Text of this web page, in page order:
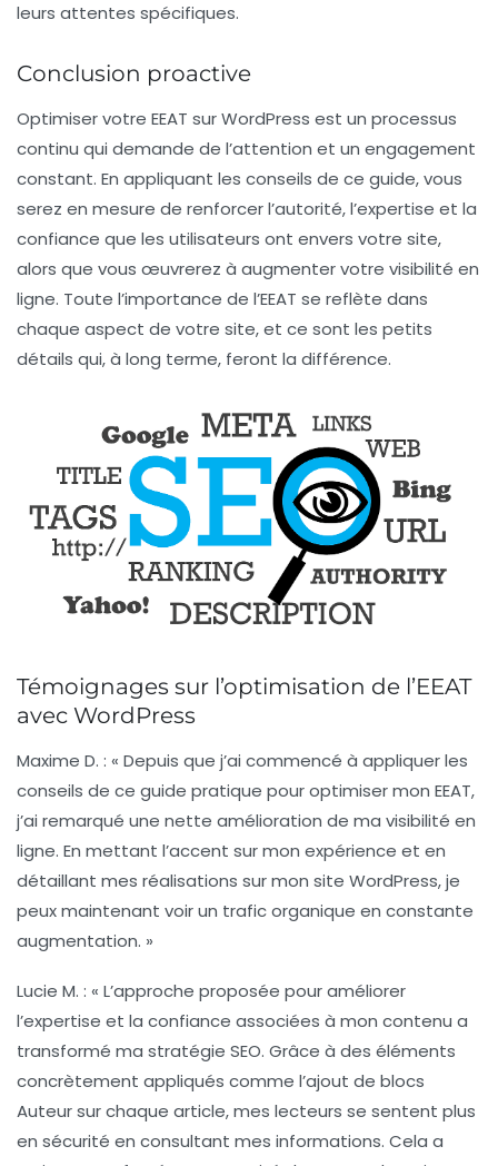
leurs attentes spécifiques.
Conclusion proactive
Optimiser votre EEAT sur WordPress est un processus
continu qui demande de l’attention et un engagement
constant. En appliquant les conseils de ce guide, vous
serez en mesure de renforcer l’autorité, l’expertise et la
confiance que les utilisateurs ont envers votre site,
alors que vous œuvrerez à augmenter votre visibilité en
ligne. Toute l’importance de l’EEAT se reflète dans
chaque aspect de votre site, et ce sont les petits
détails qui, à long terme, feront la différence.
Témoignages sur l’optimisation de l’EEAT
avec WordPress
Maxime D. : « Depuis que j’ai commencé à appliquer les
conseils de ce guide pratique pour optimiser mon EEAT,
j’ai remarqué une nette amélioration de ma visibilité en
ligne. En mettant l’accent sur mon expérience et en
détaillant mes réalisations sur mon site WordPress, je
peux maintenant voir un trafic organique en constante
augmentation. »
Lucie M. : « L’approche proposée pour améliorer
l’expertise et la confiance associées à mon contenu a
transformé ma stratégie SEO. Grâce à des éléments
concrètement appliqués comme l’ajout de blocs
Auteursur chaque article, mes lecteurs se sentent plus
en sécurité en consultant mes informations. Cela a